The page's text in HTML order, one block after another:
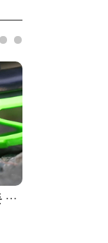
공기 없이 달린다…3D 프린터로 만든 자전거 타이어